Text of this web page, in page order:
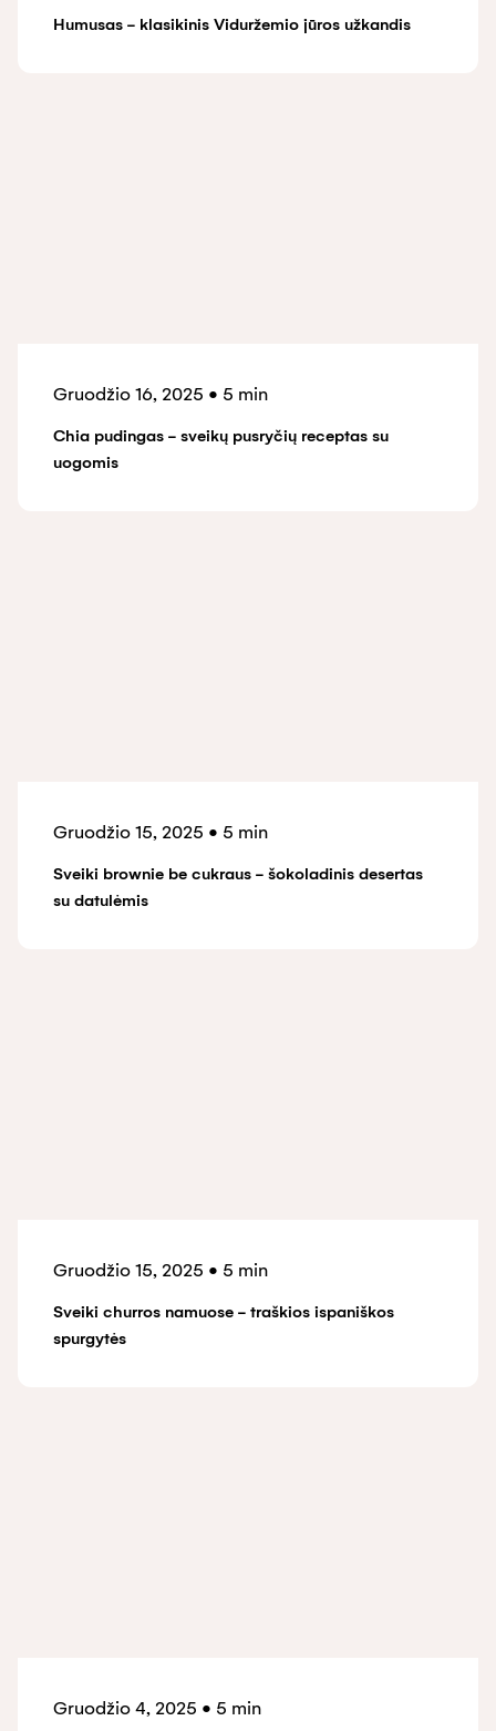
Humusas - klasikinis Viduržemio jūros užkandis
Gruodžio 16, 2025 • 5 min
Chia pudingas - sveikų pusryčių receptas su
uogomis
Gruodžio 15, 2025 • 5 min
Sveiki brownie be cukraus - šokoladinis desertas
su datulėmis
Gruodžio 15, 2025 • 5 min
Sveiki churros namuose - traškios ispaniškos
spurgytės
Gruodžio 4, 2025 • 5 min